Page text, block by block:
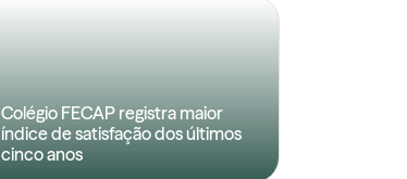
Colégio FECAP registra maior
índice de satisfação dos últimos
cinco anos